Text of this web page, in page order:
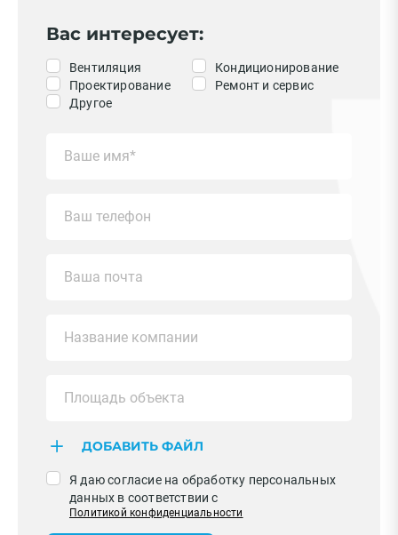
Вас интересует:
Вентиляция
Кондиционирование
Проектирование
Ремонт и сервис
Другое
ДОБАВИТЬ ФАЙЛ
Я даю согласие на обработку персональных
данных в соответствии с
Политикой конфиденциальности